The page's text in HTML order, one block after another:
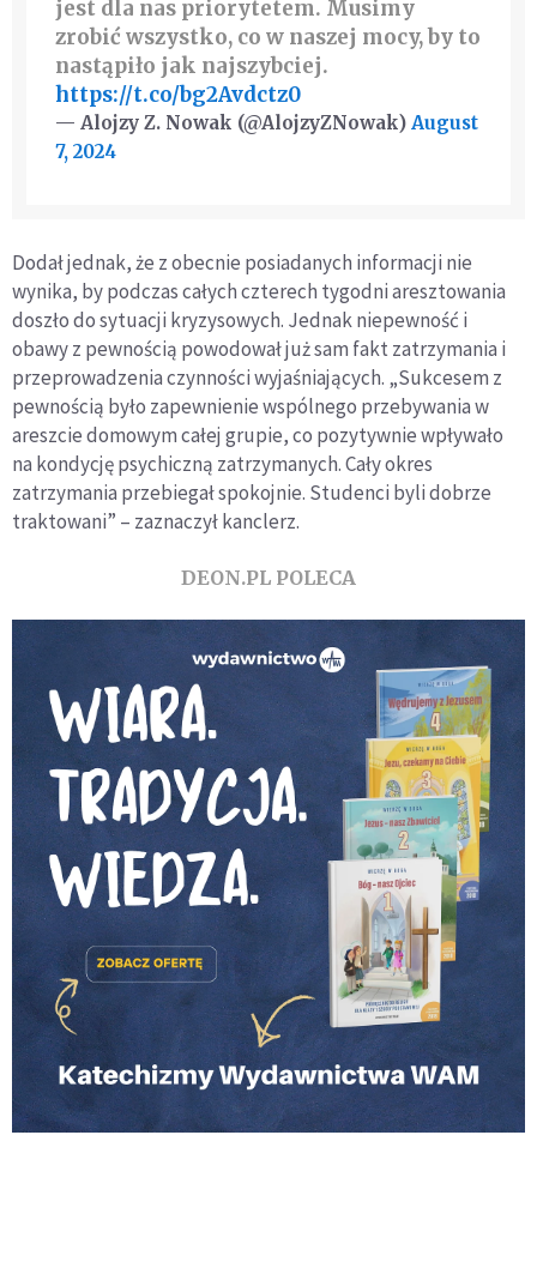
jest dla nas priorytetem. Musimy
zrobić wszystko, co w naszej mocy, by to
nastąpiło jak najszybciej.
https://t.co/bg2Avdctz0
— Alojzy Z. Nowak (@AlojzyZNowak) August
7, 2024
Dodał jednak, że z obecnie posiadanych informacji nie
wynika, by podczas całych czterech tygodni aresztowania
doszło do sytuacji kryzysowych. Jednak niepewność i
obawy z pewnością powodował już sam fakt zatrzymania i
przeprowadzenia czynności wyjaśniających. „Sukcesem z
pewnością było zapewnienie wspólnego przebywania w
areszcie domowym całej grupie, co pozytywnie wpływało
na kondycję psychiczną zatrzymanych. Cały okres
zatrzymania przebiegał spokojnie. Studenci byli dobrze
traktowani” – zaznaczył kanclerz.
DEON.PL POLECA